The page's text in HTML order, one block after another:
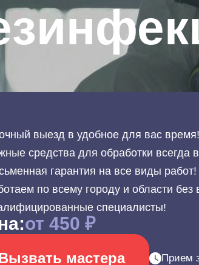
выезд в удобное для вас время!
средства для обработки всегда
гарантия на все виды работ!
по всему городу и области
специалисты!
от 450 ₽
мастера Прием